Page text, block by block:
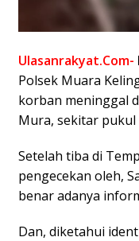
Ulasanrakyat.Com-
Polsek Muara
korban meninggal
Mura, sekitar pukul
Setelah tiba di
pengecekan oleh,
benar adanya
Dan, diketahui